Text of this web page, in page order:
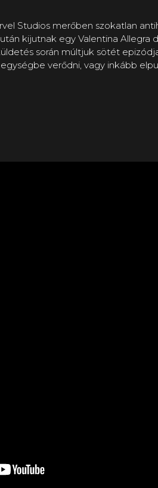
Studios merőben szokatlan
kijutnak egy Valentina
során múltjuk sötét
verődni, vagy inkább